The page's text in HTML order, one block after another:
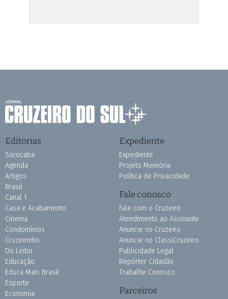
Editorias
Sorocaba
Agenda
Artigos
Brasil
Canal 1
Casa e Acabamento
Cinema
Condomínios
Cruzeirinho
Do Leitor
Educação
Educa Mais Brasil
Esporte
Economia
Expediente
Expediente
Projeto Memória
Política de Privacidade
Fale conosco
Fale com o Cruzeiro
Atendimento ao Assinante
Anuncie no Cruzeiro
Anuncie no ClassiCruzeiro
Publicidade Legal
Repórter Cidadão
Trabalhe Conosco
Parceiros